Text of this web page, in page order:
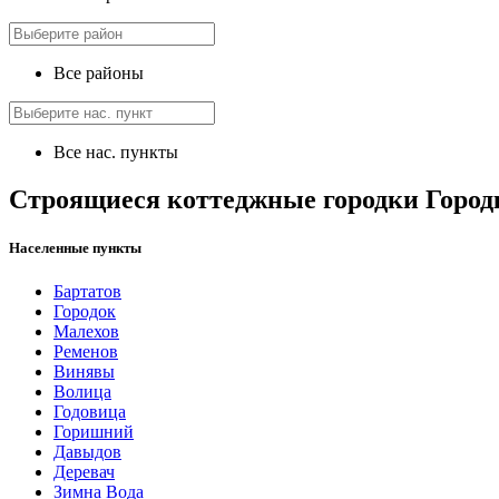
Все районы
Все нас. пункты
Строящиеся коттеджные городки
Населенные пункты
Бартатов
Городок
Малехов
Ременов
Винявы
Волица
Годовица
Горишний
Давыдов
Деревач
Зимна Вода